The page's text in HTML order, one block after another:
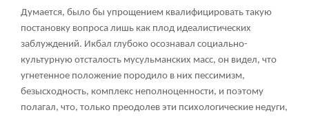
Думается, было бы упрощением квалифицировать такую
постановку вопроса лишь как плод идеалистических
заблуждений. Икбал глубоко осознавал социально-
культурную отсталость мусульманских масс, он видел, что
угнетенное положение породило в них пессимизм,
безысходность, комплекс неполноценности, и поэтому
полагал, что, только преодолев эти психологические недуги,